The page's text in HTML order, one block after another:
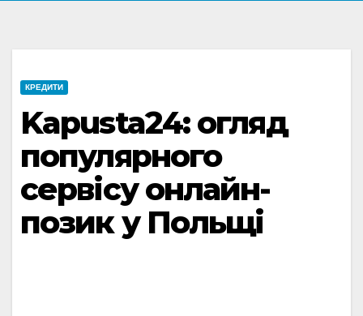
КРЕДИТИ
Kapusta24: огляд
популярного
сервісу онлайн-
позик у Польщі